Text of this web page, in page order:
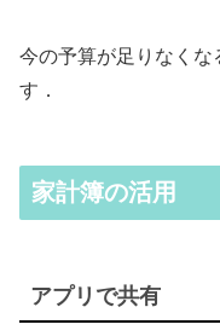
今の予算が足りなくな
す．
家計簿の活用
アプリで共有